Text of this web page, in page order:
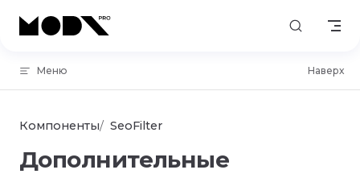
Skip to content
Меню Наверх
Компоненты SeoFilter
Дополнительные